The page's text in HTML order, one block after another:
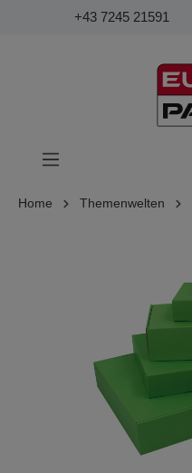
+43 7245 21591
Home Themenwelten